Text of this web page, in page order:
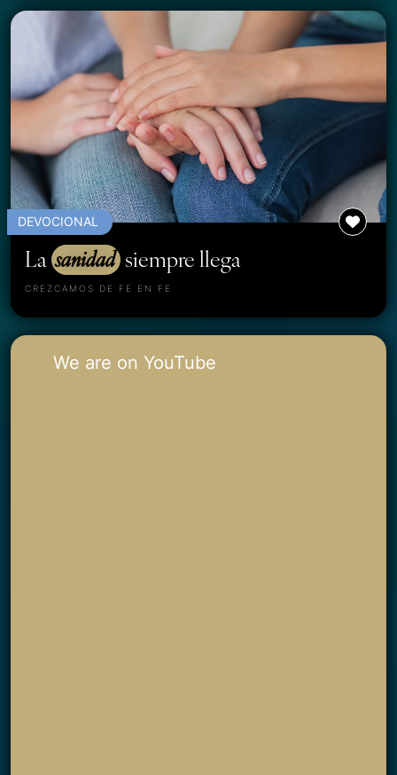
DEVOCIONAL
La sanidad siempre llega
CREZCAMOS DE FE EN FE
We are on YouTube